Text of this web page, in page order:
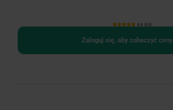
4.8 (23)
Zaloguj się, aby zobaczyć ceny